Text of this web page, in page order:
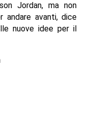
Jordan, ma non
andare avanti, dice
nuove idee per il